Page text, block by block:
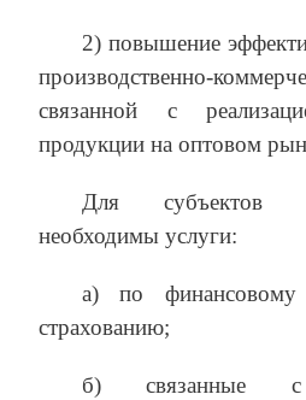
2) повышение
производственно-
связанной с
продукции на оптовом
Для субъектов
необходимы услуги:
а) по финансовому
страхованию;
б) связанные с